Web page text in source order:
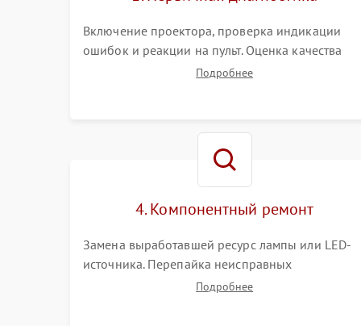
Включение проектора, проверка индикации
ошибок и реакции на пульт. Оценка качества
проекции, яркости лампы, наличия артефактов
Подробнее
4. Компонентный ремонт
Замена выработавшей ресурс лампы или LED-
источника. Перепайка неисправных
компонентов на платах. Замена DMD-чипа при
Подробнее